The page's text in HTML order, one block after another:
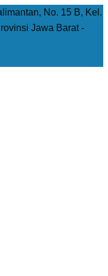
No. 15 B, Kel.
Jawa Barat -